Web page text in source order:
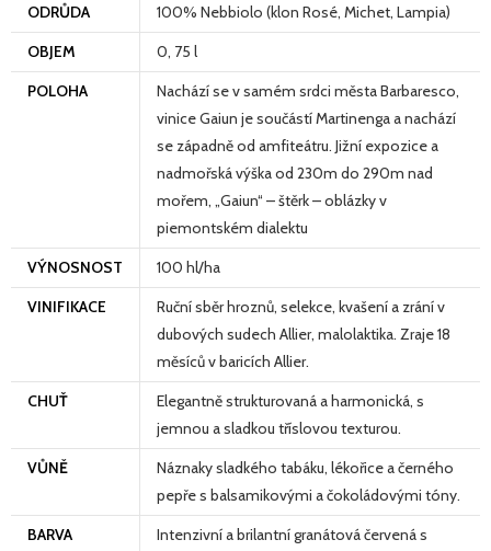
ODRŮDA
100% Nebbiolo (klon Rosé, Michet, Lampia)
OBJEM
0, 75 l
POLOHA
Nachází se v samém srdci města Barbaresco,
vinice Gaiun je součástí Martinenga a nachází
se západně od amfiteátru. Jižní expozice a
nadmořská výška od 230m do 290m nad
mořem, „Gaiun“ – štěrk – oblázky v
piemontském dialektu
VÝNOSNOST
100 hl/ha
VINIFIKACE
Ruční sběr hroznů, selekce, kvašení a zrání v
dubových sudech Allier, malolaktika. Zraje 18
měsíců v baricích Allier.
CHUŤ
Elegantně strukturovaná a harmonická, s
jemnou a sladkou tříslovou texturou.
VŮNĚ
Náznaky sladkého tabáku, lékořice a černého
pepře s balsamikovými a čokoládovými tóny.
BARVA
Intenzivní a brilantní granátová červená s